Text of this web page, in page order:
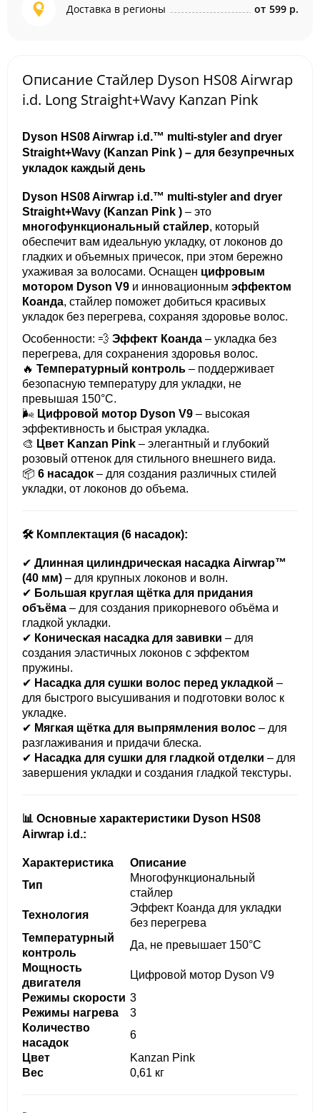
Доставка в регионы от 599 р.
Описание Стайлер Dyson HS08 Airwrap
i.d. Long Straight+Wavy Kanzan Pink
Dyson HS08 Airwrap i.d.™ multi-styler and dryer
Straight+Wavy (Kanzan Pink ) – для безупречных
укладок каждый день
Dyson HS08 Airwrap i.d.™ multi-styler and dryer
Straight+Wavy (Kanzan Pink ) – это
многофункциональный стайлер, который
обеспечит вам идеальную укладку, от локонов до
гладких и объемных причесок, при этом бережно
ухаживая за волосами. Оснащен цифровым
мотором Dyson V9 и инновационным эффектом
Коанда, стайлер поможет добиться красивых
укладок без перегрева, сохраняя здоровье волос.
Особенности: 💨 Эффект Коанда – укладка без
перегрева, для сохранения здоровья волос.
🔥 Температурный контроль – поддерживает
безопасную температуру для укладки, не
превышая 150°C.
🌬 Цифровой мотор Dyson V9 – высокая
эффективность и быстрая укладка.
🎨 Цвет Kanzan Pink – элегантный и глубокий
розовый оттенок для стильного внешнего вида.
📦 6 насадок – для создания различных стилей
укладки, от локонов до объема.
🛠 Комплектация (6 насадок):
✔ Длинная цилиндрическая насадка Airwrap™
(40 мм) – для крупных локонов и волн.
✔ Большая круглая щётка для придания
объёма – для создания прикорневого объёма и
гладкой укладки.
✔ Коническая насадка для завивки – для
создания эластичных локонов с эффектом
пружины.
✔ Насадка для сушки волос перед укладкой –
для быстрого высушивания и подготовки волос к
укладке.
✔ Мягкая щётка для выпрямления волос – для
разглаживания и придачи блеска.
✔ Насадка для сушки для гладкой отделки – для
завершения укладки и создания гладкой текстуры.
📊 Основные характеристики Dyson HS08
Airwrap i.d.:
Характеристика
Описание
Тип
Многофункциональный
стайлер
Технология
Эффект Коанда для укладки
без перегрева
Температурный
контроль
Да, не превышает 150°C
Мощность
двигателя
Цифровой мотор Dyson V9
Режимы скорости 3
Режимы нагрева
3
Количество
насадок
6
Цвет
Kanzan Pink
Вес
0,61 кг